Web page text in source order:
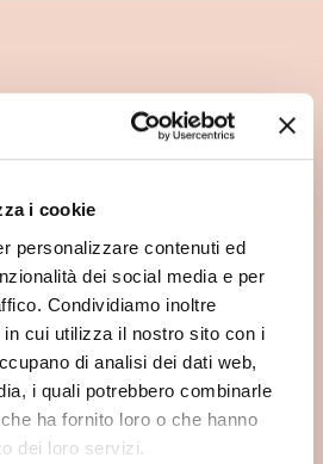
i cookie
personalizzare contenuti ed
dei social media e per
Condividiamo inoltre
cui utilizza il nostro sito con i
di analisi dei dati web,
i quali potrebbero combinarle
ha fornito loro o che hanno
dei loro servizi.
Lord nasce con
del filato e
con la sua
nel tempo. La
scelta con
il design curato
rendono un